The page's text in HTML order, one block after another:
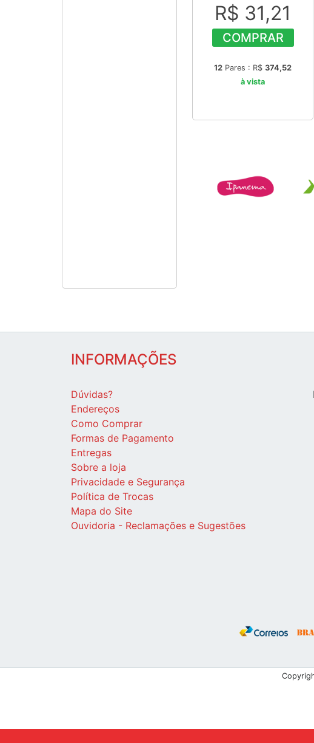
R$ 31,21
COMPRAR
12 Pares : R$ 374,52
à vista
INFORMAÇÕES
Dúvidas?
Endereços
Como Comprar
Formas de Pagamento
Entregas
Sobre a loja
Privacidade e Segurança
Política de Trocas
Mapa do Site
Ouvidoria - Reclamações e Sugestões